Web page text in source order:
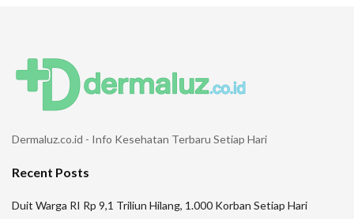
Dermaluz.co.id - Info Kesehatan Terbaru Setiap Hari
Recent Posts
Duit Warga RI Rp 9,1 Triliun Hilang, 1.000 Korban Setiap Hari